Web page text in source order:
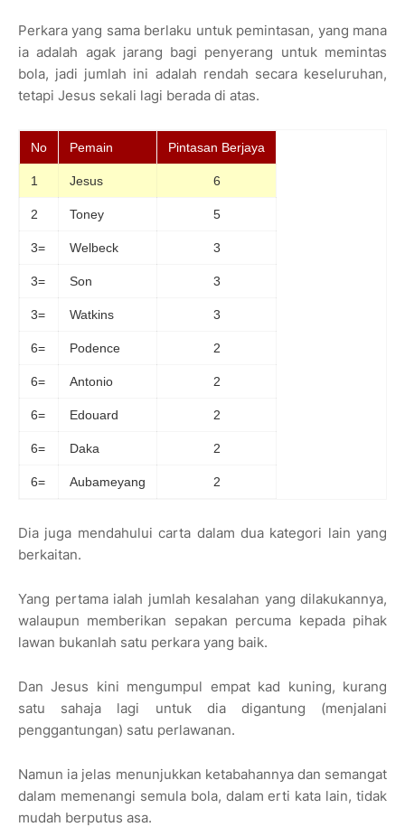
Perkara yang sama berlaku untuk pemintasan, yang mana
ia adalah agak jarang bagi penyerang untuk memintas
bola, jadi jumlah ini adalah rendah secara keseluruhan,
tetapi Jesus sekali lagi berada di atas.
No Pemain Pintasan Berjaya
1 Jesus 6
2 Toney 5
3= Welbeck 3
3= Son 3
3= Watkins 3
6= Podence 2
6= Antonio 2
6= Edouard 2
6= Daka 2
6= Aubameyang 2
Dia juga mendahului carta dalam dua kategori lain yang
berkaitan.
Yang pertama ialah jumlah kesalahan yang dilakukannya,
walaupun memberikan sepakan percuma kepada pihak
lawan bukanlah satu perkara yang baik.
Dan Jesus kini mengumpul empat kad kuning, kurang
satu sahaja lagi untuk dia digantung (menjalani
penggantungan) satu perlawanan.
Namun ia jelas menunjukkan ketabahannya dan semangat
dalam memenangi semula bola, dalam erti kata lain, tidak
mudah berputus asa.